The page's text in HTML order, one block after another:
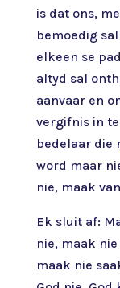
is dat ons,
bemoedig
elkeen se
altyd sal
aanvaar en
vergifnis in
bedelaar die
word maar
nie, maak
Ek sluit af:
nie, maak
maak nie